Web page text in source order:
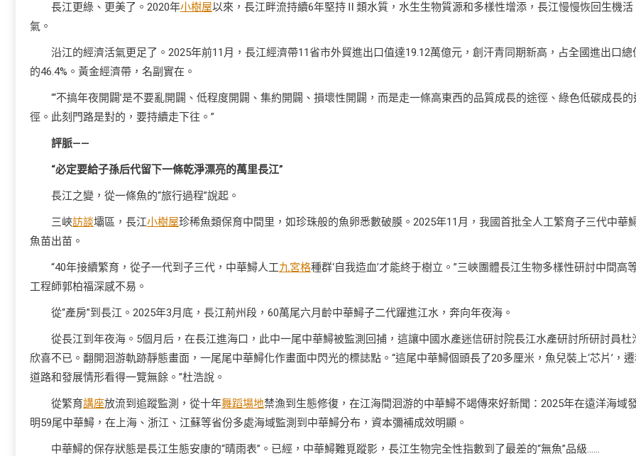
長江更綠、更美了。2020年小樹屋以來，長江畔流持續6年堅持Ⅱ類水質，水生生物質源和多樣性增添，長江慢慢恢回生機活
氣。
沿江的經濟活氣更足了。2025年前11月，長江經濟帶11省市外貿進出口值達19.12萬億元，創汗青同期新高，占全國進出口總
的46.4%。黃金經濟帶，名副實在。
“‘不搞年夜開闢’是不要亂開闢、低程度開闢、集約開闢、損壞性開闢，而是走一條高東西的品質成長的途徑、綠色低碳成長的
徑。此刻門路是對的，要持續走下往。”
評脈——
“必定要給子孫后代留下一條乾淨漂亮的萬里長江”
長江之變，從一條魚的“旅行過程”說起。
三峽訪談壩區，長江小樹屋珍稀魚類保育中間里，如珍珠般的魚卵悉數破膜。2025年11月，我國首批全人工繁育子三代中華
魚苗出苗。
“40年接續繁育，從子一代到子三代，中華鱘人工九宮格種群‘自我造血’才能終于樹立。”三峽團體長江生物多樣性研討中間高
工程師郭柏福深感不易。
從“產房”到長江。2025年3月底，長江荊州段，60萬尾六月齡中華鱘子二代躍進江水，奔向年夜海。
從長江到年夜海。5個月后，在長江進海口，此中一尾中華鱘被監測回捕，這讓中國水產迷信研討院長江水產研討所研討員杜
欣喜不已。翻開洄游軌跡靜態畫面，一尾尾中華鱘化作畫面中閃光的標誌點。“這尾中華鱘個頭長了20多厘米，魚兒裝上‘芯片’，
道路和發展情形看得一覽無餘。”杜浩說。
從繁育講座放流到追蹤監測，從十年舞蹈場地禁漁到生態修復，在江海間洄游的中華鱘不竭傳來好新聞：2025年在遠洋海域
明59尾中華鱘，在上海、浙江、江蘇等省份多處海域監測到中華鱘分布，資本彌補成效明顯。
中華鱘的保存狀態是長江生態安康的“晴雨表”。已經，中華鱘難覓蹤影，長江生物完全性指數到了最差的“無魚”品級……